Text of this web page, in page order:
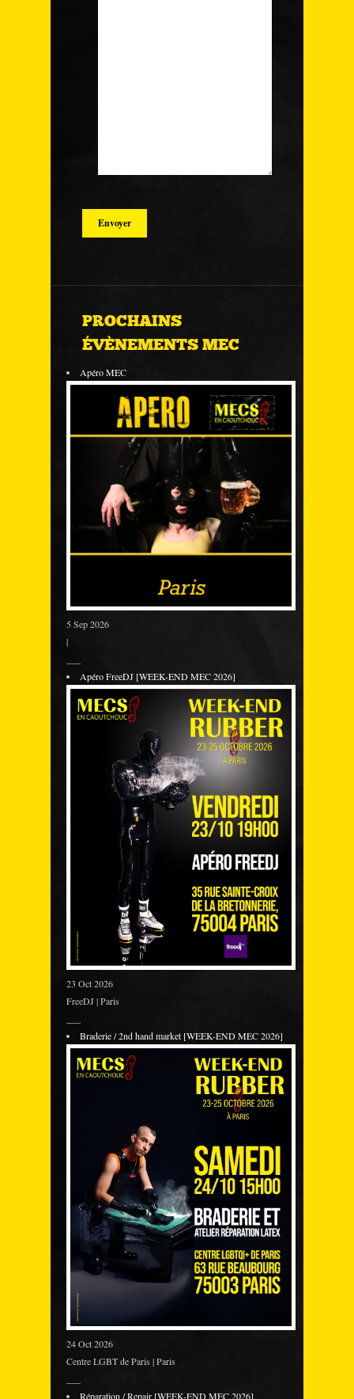
PROCHAINS
ÉVÈNEMENTS MEC
Apéro MEC
5 Sep 2026
|
Apéro FreeDJ [WEEK-END MEC 2026]
23 Oct 2026
FreeDJ | Paris
Braderie / 2nd hand market [WEEK-END MEC 2026]
24 Oct 2026
Centre LGBT de Paris | Paris
Réparation / Repair [WEEK-END MEC 2026]